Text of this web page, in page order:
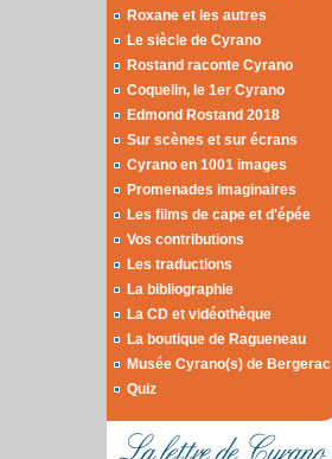
Roxane et les autres
Le siècle de Cyrano
Rostand raconte Cyrano
Coquelin, le 1er Cyrano
Edmond Rostand 2018
Sur scènes et sur écrans
Cyrano en 1001 images
Promenades imaginaires
Les films de cape et d'épée
Vos contributions
Les traductions
La bibliographie
La CD et vidéothèque
La boutique de Ragueneau
Musée Cyrano(s) de Bergerac
Quiz